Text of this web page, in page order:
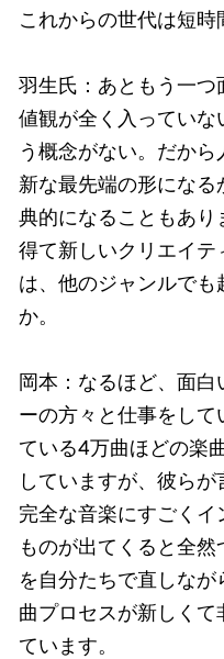
これからの世代は短時
羽生氏：あともう一
値観が全く入ってい
う概念がない。だか
新な最先端の形にな
典的になることもあり
得て新しいクリエイテ
は、他のジャンルでも
か。
岡本：なるほど、面
ーの方々と仕事をし
ている4万曲ほどの楽
していますが、彼ら
完全な音楽にすごく
ものが出てくると全
を自分たちで直しな
曲プロセスが新しく
ています。